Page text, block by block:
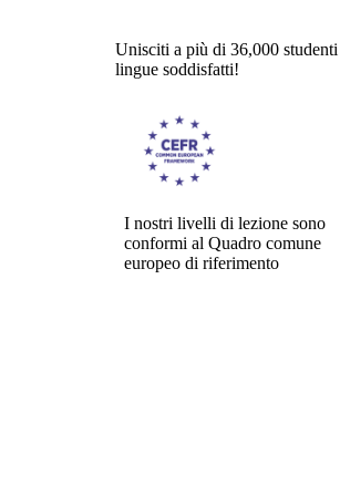
Unisciti a più di 36,000
lingue soddisfatti!
I nostri livelli di lezione sono
conformi al Quadro comune
europeo di riferimento